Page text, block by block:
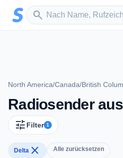
Zum Hauptinhalt springen
search
Sender suchen
North America/Canada/British
Radiosender
tune Filter 1
Delta close Alle zurücksetzen